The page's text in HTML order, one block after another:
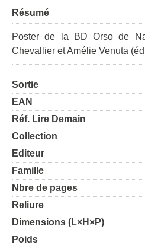
Résumé
Poster de la BD Orso de
Chevallier et Amélie Venuta
Sortie
EAN
Réf. Lire Demain
Collection
Editeur
Famille
Nbre de pages
Reliure
Dimensions (L×H×P)
Poids